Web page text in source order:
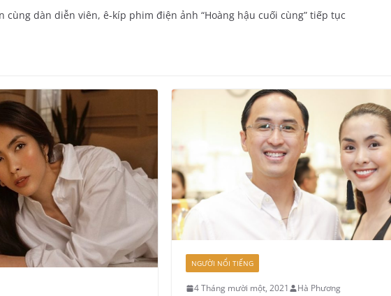
cùng dàn diễn viên, ê-kíp phim điện ảnh “Hoàng hậu cuối cùng” tiếp tục
NGƯỜI NỔI TIẾNG
4 Tháng mười một, 2021
Hà Phương